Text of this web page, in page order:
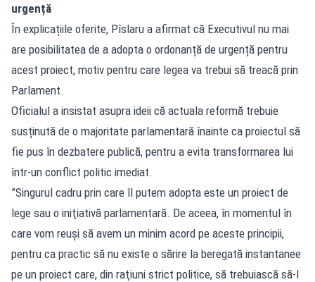
urgență
În explicațiile oferite, Pîslaru a afirmat că Executivul nu mai
are posibilitatea de a adopta o ordonanță de urgență pentru
acest proiect, motiv pentru care legea va trebui să treacă prin
Parlament.
Oficialul a insistat asupra ideii că actuala reformă trebuie
susținută de o majoritate parlamentară înainte ca proiectul să
fie pus în dezbatere publică, pentru a evita transformarea lui
într-un conflict politic imediat.
”Singurul cadru prin care îl putem adopta este un proiect de
lege sau o iniţiativă parlamentară. De aceea, în momentul în
care vom reuşi să avem un minim acord pe aceste principii,
pentru ca practic să nu existe o sărire la beregată instantanee
pe un proiect care, din raţiuni strict politice, să trebuiască să-l